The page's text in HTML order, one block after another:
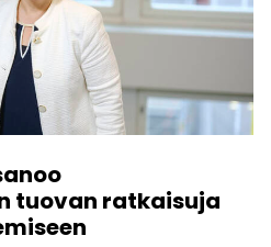
tuovan ratkaisuja